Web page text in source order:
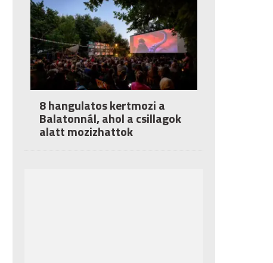
8 hangulatos kertmozi a
Balatonnál, ahol a csillagok
alatt mozizhattok